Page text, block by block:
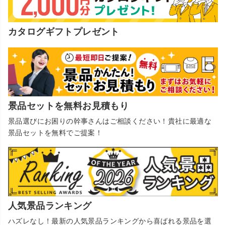
カタログギフトプレゼント
景品セットを無料お見積もり
景品選びにお困りの幹事さんはご相談ください！貴社に最適な
景品セットを無料でご提案！
人気景品ランキング
ハズレなし！最新の人気景品ランキングから喜ばれる景品を選